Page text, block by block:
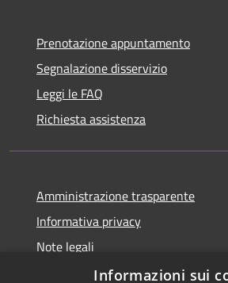
Prenotazione appuntamento
Segnalazione disservizio
Leggi le FAQ
Richiesta assistenza
Amministrazione trasparente
Informativa privacy
Note legali
Dichiarazione di accessibilità
Informazioni sui